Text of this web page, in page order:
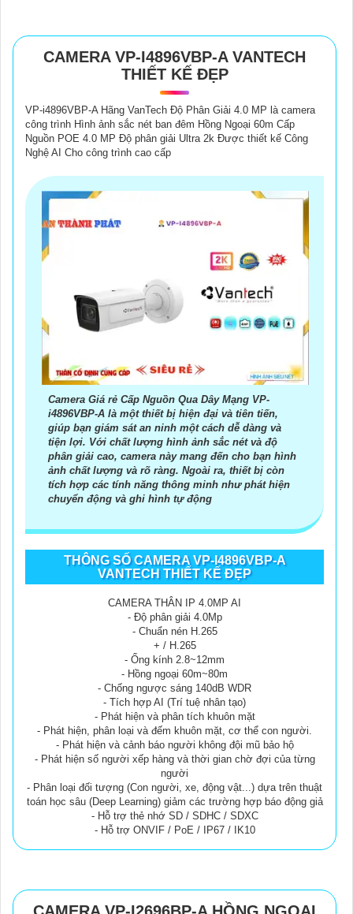
CAMERA VP-I4896VBP-A VANTECH
THIẾT KẾ ĐẸP
VP-i4896VBP-A Hãng VanTech Độ Phân Giải 4.0 MP là camera
công trình Hình ảnh sắc nét ban đêm Hồng Ngoại 60m Cấp
Nguồn POE 4.0 MP Độ phân giải Ultra 2k Được thiết kế Công
Nghệ AI Cho công trình cao cấp
Camera Giá rẻ Cấp Nguồn Qua Dây Mạng VP-
i4896VBP-A là một thiết bị hiện đại và tiên tiến,
giúp bạn giám sát an ninh một cách dễ dàng và
tiện lợi. Với chất lượng hình ảnh sắc nét và độ
phân giải cao, camera này mang đến cho bạn hình
ảnh chất lượng và rõ ràng. Ngoài ra, thiết bị còn
tích hợp các tính năng thông minh như phát hiện
chuyển động và ghi hình tự động
THÔNG SỐ CAMERA VP-I4896VBP-A
VANTECH THIẾT KẾ ĐẸP
CAMERA THÂN IP 4.0MP AI
- Độ phân giải 4.0Mp
- Chuẩn nén H.265
+ / H.265
- Ống kính 2.8~12mm
- Hồng ngoại 60m~80m
- Chống ngược sáng 140dB WDR
- Tích hợp AI (Trí tuệ nhân tạo)
- Phát hiện và phân tích khuôn mặt
- Phát hiện, phân loại và đếm khuôn mặt, cơ thể con người.
- Phát hiện và cảnh báo người không đội mũ bảo hộ
- Phát hiện số người xếp hàng và thời gian chờ đợi của từng
người
- Phân loại đối tượng (Con người, xe, động vật...) dựa trên thuật
toán học sâu (Deep Learning) giảm các trường hợp báo động giả
- Hỗ trợ thẻ nhớ SD / SDHC / SDXC
- Hỗ trợ ONVIF / PoE / IP67 / IK10